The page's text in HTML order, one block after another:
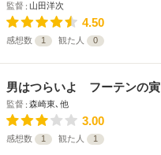
監督 山田洋次
4.50
感想数 1 観た人 0
男はつらいよ フーテンの寅
監督 森崎東､他
3.00
感想数 1 観た人 1